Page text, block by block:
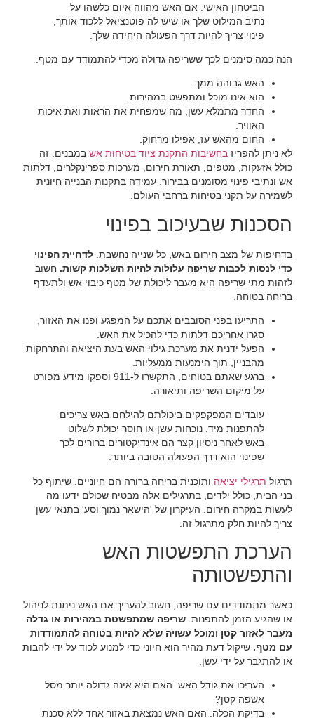
הביטחון האישי. אם האש מהווה איום כלשהו על
נתיב המילוט שלך או שיש לה פוטנציאל ללכוד אותך,
פינוי צריך להיות דרך הפעולה היחידה שלך.‏
‏הנה כמה סימנים לכך ששריפה גדולה מכדי להתמודד עם מטף:‏
‏האש גבוהה ממך.‏
‏הוא אינו מוכל ומתפשט במהירות.‏
‏החדר מתמלא עשן, מה שמפחית את הראות ואת איכות
האוויר.‏
‏החום מהאש עז, אפילו מרחוק.‏
‏לא ניתן להפריז ‏‏בחשיבות התקנת ציוד בטיחות אש‏ ‏ במבנים. זה
כולל אזעקות, מטפים, תאורת חירום, מערכות ספרינקלרים, דלתות
אש ונתיבי פינוי מסומנים בבירור. עמידה בתקנות הבנייה חיונית
לשמירה על תקני בטיחות ברחבי העולם.‏
‏הסכנות שבעיכוב בפינוי‏
‏בדחיפות של מצב חירום באש, כל שנייה נחשבת. ‏‏לדחיית הפינוי
כדי לנסות לכבות שריפה עלולות להיות השלכות קשות.‏ ‏ חשוב
לזהות מתי שריפה היא מעבר ליכולת של מטף כיבוי אש ולתעדף
בריחה בטוחה.‏
‏התריעו בפני הסובבים אתכם על המפגע ופנו את האזור,
סגרו אחריכם דלתות כדי להכיל את האש.‏
‏הפעל ידנית את מערכת גילוי האש בעת היציאה והתרחקות
מהבניין, תוך הימנעות ממעליות.‏
‏ברגע שאתם בטוחים, התקשרו ל-911 וספקו מידע מפורט
על מיקום השריפה ותיאורה.‏
‏עובדים המפקפקים ביכולתם להילחם באש צריכים
להתפנות מיד. נוכחות עשן או חוסר יכולת לשלוט
באש לאחר ניסיון קצר הם אינדיקטורים ברורים לכך
שפינוי הוא דרך הפעולה הטובה ביותר.‏
‏תרגול ‏ ‏תרגילי יציאה‏ ‏ ותוכנית בריחה ברורה הם חיוניים. שיתוף כל
בני הבית, כולל ילדים, בתרגילים אלה מבטיח שכולם ידעו מה
לעשות במקרה חירום. העיקרון של 'הישאר נמוך וסע' בתנאי עשן
צריך להיות חלק מתרגול זה.‏
‏הערכת התפשטות האש
והתפשטותה‏
‏כאשר מתמודדים עם שריפה, חשוב להעריך אם האש ניתנת לניהול
או שהגיע הזמן להתפנות. ‏‏שריפה שמתפשטת במהירות או גדלה
מעבר לאזור קטן ומוכל עשויה שלא להיות בטוחה להתמודדות
עם מטף.‏ ‏ שיקול דעת מהיר הוא חיוני כדי למנוע לכוד על ידי להבות
או להתגבר על ידי עשן.‏
‏העריכו את גודל האש: האם היא אינה גדולה יותר מסל
אשפה קטן?‏
‏בדיקת הכלה: האם האש נמצאת באזור אחד ללא סכנת